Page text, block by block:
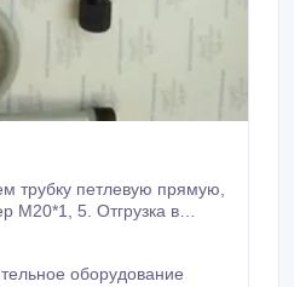
трубку петлевую прямую,
М20*1, 5. Отгрузка в
не
оборудование